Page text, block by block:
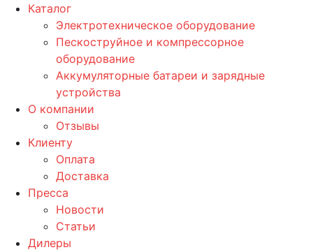
Каталог
Электротехническое оборудование
Пескоструйное и компрессорное
оборудование
Аккумуляторные батареи и зарядные
устройства
О компании
Отзывы
Клиенту
Оплата
Доставка
Пресса
Новости
Статьи
Дилеры